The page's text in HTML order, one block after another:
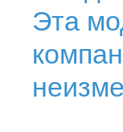
Эта